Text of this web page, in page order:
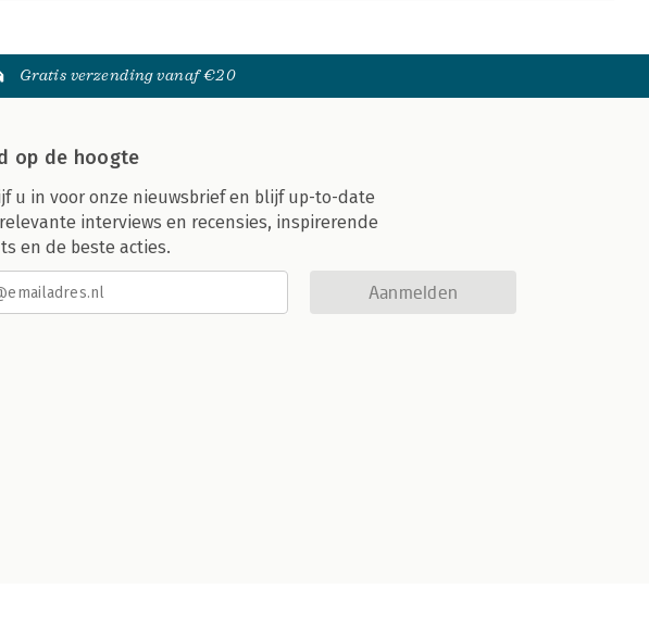
Gratis verzending vanaf €20
op de hoogte
u in voor onze nieuwsbrief en blijf up-to-date
interviews en recensies, inspirerende
en de beste acties.
Aanmelden